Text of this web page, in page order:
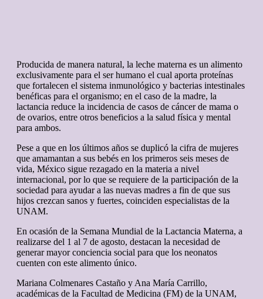
Producida de manera natural, la leche materna es un alimento
exclusivamente para el ser humano el cual aporta proteínas
que fortalecen el sistema inmunológico y bacterias intestinales
benéficas para el organismo; en el caso de la madre, la
lactancia reduce la incidencia de casos de cáncer de mama o
de ovarios, entre otros beneficios a la salud física y mental
para ambos.
Pese a que en los últimos años se duplicó la cifra de mujeres
que amamantan a sus bebés en los primeros seis meses de
vida, México sigue rezagado en la materia a nivel
internacional, por lo que se requiere de la participación de la
sociedad para ayudar a las nuevas madres a fin de que sus
hijos crezcan sanos y fuertes, coinciden especialistas de la
UNAM.
En ocasión de la Semana Mundial de la Lactancia Materna, a
realizarse del 1 al 7 de agosto, destacan la necesidad de
generar mayor conciencia social para que los neonatos
cuenten con este alimento único.
Mariana Colmenares Castaño y Ana María Carrillo,
académicas de la Facultad de Medicina (FM) de la UNAM,